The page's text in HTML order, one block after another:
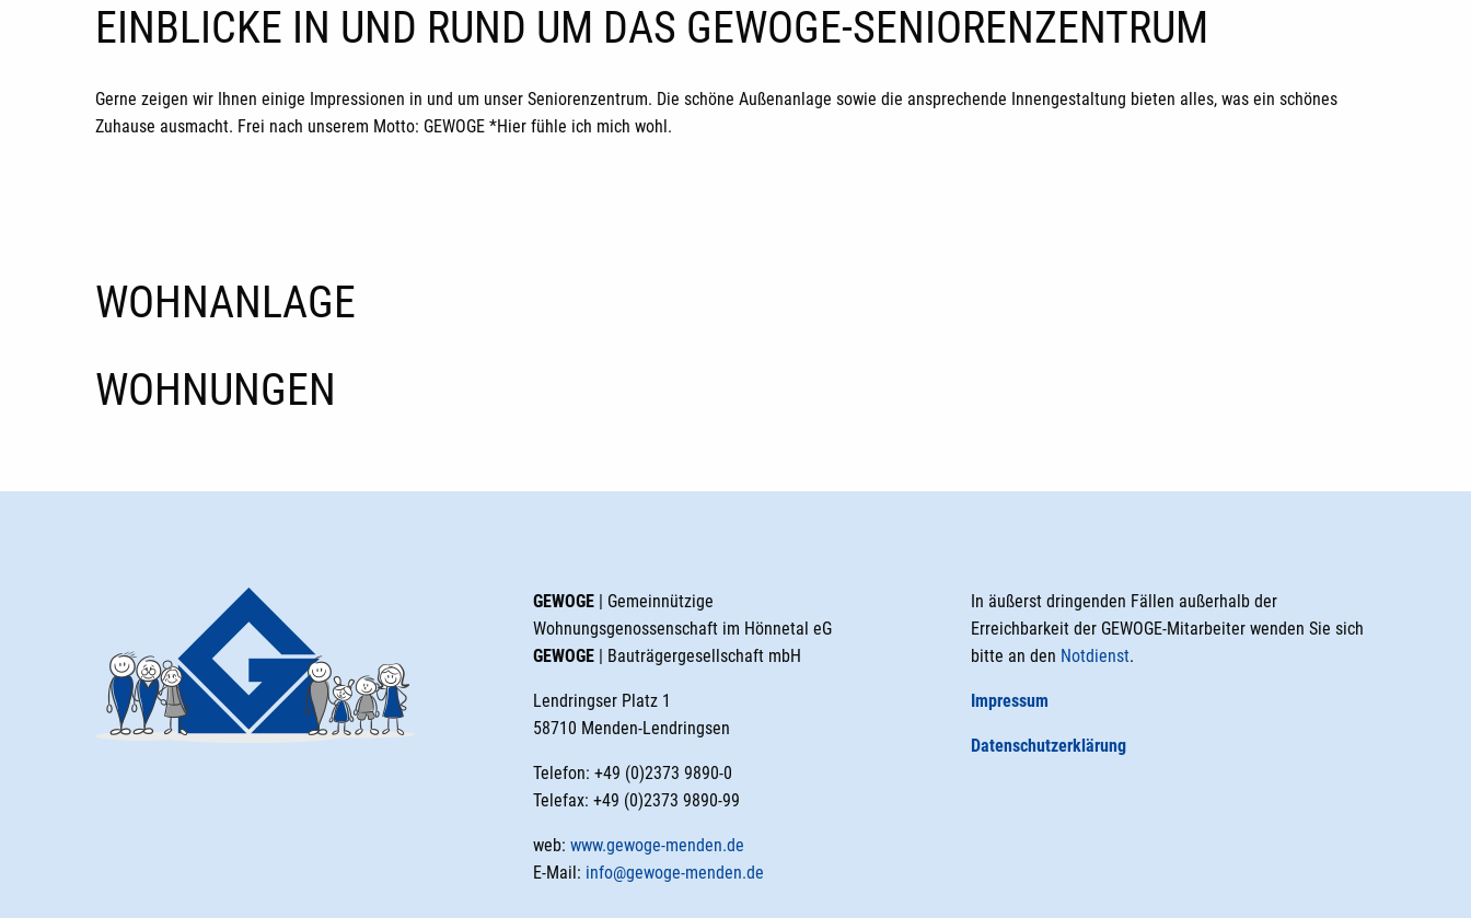
EINBLICKE IN UND RUND UM DAS GEWOGE-SENIORENZENTRUM
Gerne zeigen wir Ihnen einige Impressionen in und um unser Seniorenzentrum. Die schöne Außenanlage sowie die ansprechende Innengestaltung bieten alles, was ein schönes
Zuhause ausmacht. Frei nach unserem Motto: GEWOGE *Hier fühle ich mich wohl.
WOHNANLAGE
WOHNUNGEN
GEWOGE| Gemeinnützige
Wohnungsgenossenschaft im Hönnetal eG
GEWOGE| Bauträgergesellschaft mbH
Lendringser Platz 1
58710 Menden-Lendringsen
Telefon: +49 (0)2373 9890-0
Telefax: +49 (0)2373 9890-99
web: www.gewoge-menden.de
E-Mail: info@gewoge-menden.de
In äußerst dringenden Fällen außerhalb der
Erreichbarkeit der GEWOGE-Mitarbeiter wenden Sie sich
bitte an den Notdienst.
Impressum
Datenschutzerklärung